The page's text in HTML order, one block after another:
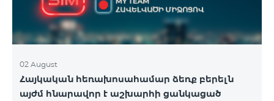
02 August
Հայկական հեռախոսահամար ձեռք բերելն
այժմ հնարավոր է աշխարհի ցանկացած